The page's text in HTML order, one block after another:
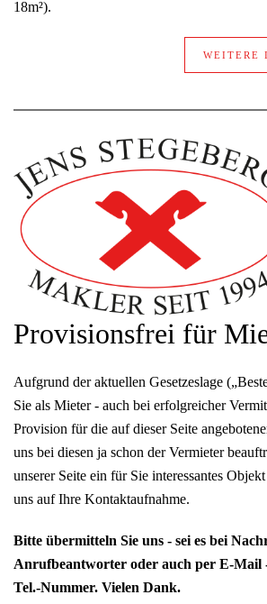
18m²).
WEITERE
Provisionsfrei für
Aufgrund der aktuellen Gesetzeslage
Sie als Mieter - auch bei erfolgreicher
Provision für die auf dieser Seite
uns bei diesen ja schon der Vermieter
unserer Seite ein für Sie interessantes
uns auf Ihre Kontaktaufnahme.
Bitte übermitteln Sie uns - sei es bei
Anrufbeantworter oder auch per E-Mail
Tel.-Nummer. Vielen Dank.